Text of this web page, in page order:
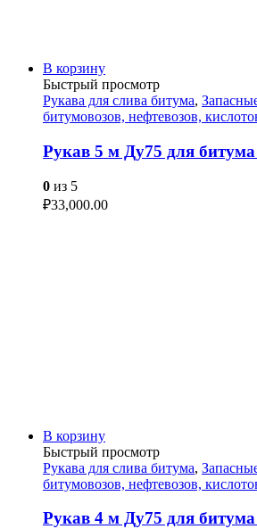
В корзину
Быстрый просмотр
Рукава для слива битума,
битумовозов, нефтевозов,
Рукав 5 м Ду75 для
0 из 5
₽33,000.00
В корзину
Быстрый просмотр
Рукава для слива битума,
битумовозов, нефтевозов,
Рукав 4 м Ду75 для